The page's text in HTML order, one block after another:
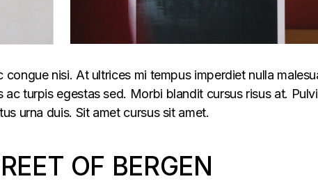
nisi. At ultrices mi tempus imperdiet nulla
turpis egestas sed. Morbi blandit cursus risus at.
urna duis. Sit amet cursus sit amet.
OF BERGEN